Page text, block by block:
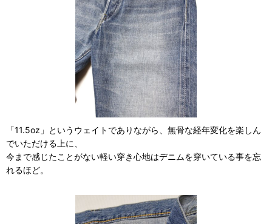
「11.5oz」というウェイトでありながら、無骨な経年変化を楽しん
でいただける上に、
今まで感じたことがない軽い穿き心地はデニムを穿いている事を忘
れるほど。